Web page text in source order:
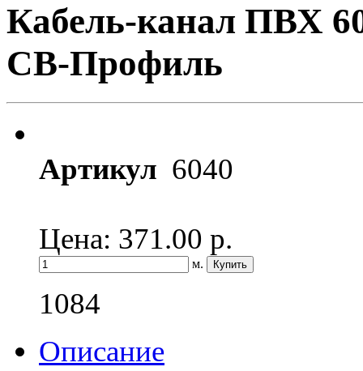
Кабель-канал ПВХ
СВ-Профиль
Артикул 6040
Цена: 371.00 р.
м.
1084
Описание